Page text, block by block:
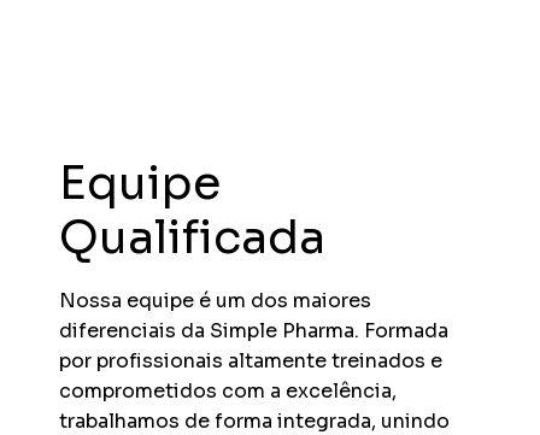
Equipe
Qualificada
Nossa equipe é um dos maiores
diferenciais da Simple Pharma. Formada
por profissionais altamente treinados e
comprometidos com a excelência,
trabalhamos de forma integrada, unindo